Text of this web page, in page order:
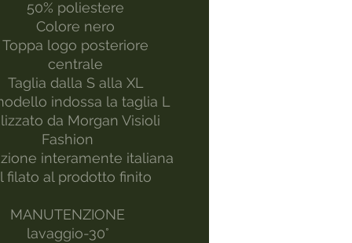
50% poliestere
Colore nero
Toppa logo posteriore
centrale
Taglia dalla S alla XL
indossa la taglia L
da Morgan Visioli
Fashion
interamente italiana
filato al prodotto finito
MANUTENZIONE
lavaggio-30°